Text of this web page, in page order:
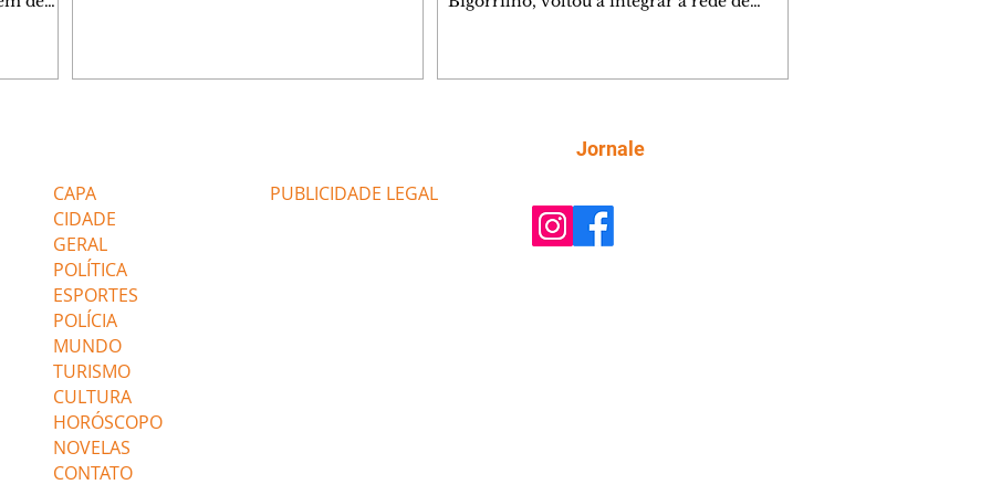
de Pilar com Mariana Sanche
importante reforço na política de incentivo
literárias. Ao entregar a obra, o prefeito Ed
CAPA
CIDADE
GERAL
POLÍTICA
ESPORTES
POLÍCIA
MUNDO
TURISMO
CULTURA
HORÓSCOPO
NOVELAS
CONTATO
PUBLICIDADE LEGAL
Jornale